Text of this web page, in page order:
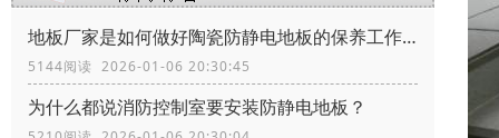
地板厂家是如何做好陶瓷防静电地板的保养工作？
5144阅读 2026-01-06 20:30:45
为什么都说消防控制室要安装防静电地板？